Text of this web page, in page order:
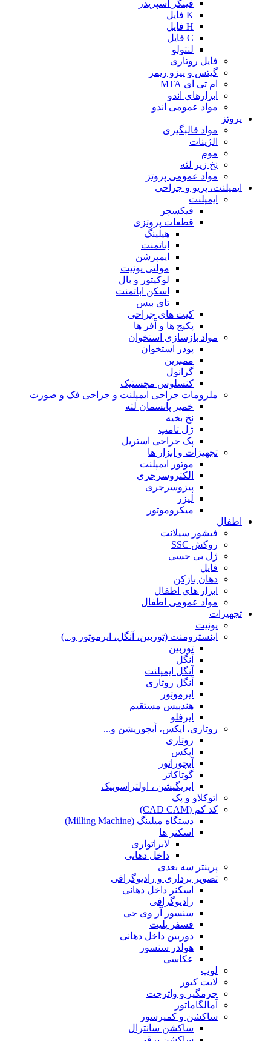
فینگر اسپریدر
K فایل
H فایل
C فایل
لنتولو
فایل روتاری
گیتس و پیزو ریمر
ام تی ای MTA
ابزارهای اندو
مواد عمومی اندو
پروتز
مواد قالبگیری
الژینات
موم
نخ زیر لثه
مواد عمومی پروتز
ایمپلنت، پریو و جراحی
ایمپلنت
فیکسچر
قطعات پروتزی
هیلینگ
اباتمنت
ایمپرشن
مولتی یونیت
لوکیتور و بال
اسکن اباتمنت
تای بیس
کیت های جراحی
پکیج ها و آفر ها
مواد بازسازی استخوان
پودر استخوان
ممبرین
گرانول
کنسلوس مچستیک
ملزومات جراحی ایمپلنت و جراحی فک و صورت
خمیر پانسمان لثه
نخ بخیه
ژل تامپ
پک جراحی استریل
تجهیزات و ابزار ها
موتور ایمپلنت
الکتروسرجری
پیزوسرجری
لیزر
میکروموتور
اطفال
فیشور سیلانت
روکش SSC
ژل بی حسی
فایل
دهان بازکن
ابزار های اطفال
مواد عمومی اطفال
تجهیزات
یونیت
اینسترومنت (توربین، آنگل، ایرموتور و...)
توربین
آنگل
آنگل ایمپلنت
آنگل روتاری
ایرموتور
هندپیس مستقیم
ایرفلو
روتاری، اپکس، آبچوریشن و...
روتاری
اپکس
آبچوراتور
گوتاکاتر
ایریگیشن ، اولتراسونیک
اتوکلاو و پک
کد کم (CAD CAM)
دستگاه میلینگ (Milling Machine)
اسکنر ها
لابراتواری
داخل دهانی
پرینتر سه بعدی
تصویر برداری و رادیوگرافی
اسکنر داخل دهانی
رادیوگرافی
سنسور آر وی جی
فسفر پلیت
دوربین داخل دهانی
هولدر سنسور
عکاسی
لوپ
لایت کیور
جرمگیر و واترجت
آمالگاماتور
ساکشن و کمپرسور
ساکشن سانترال